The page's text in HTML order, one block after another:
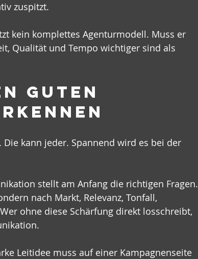
zuspitzt.
kein komplettes Agenturmodell. Muss er
Qualität und Tempo wichtiger sind als
guten
kann jeder. Spannend wird es bei der
stellt am Anfang die richtigen Fragen.
nach Markt, Relevanz, Tonfall,
ohne diese Schärfung direkt losschreibt,
Leitidee muss auf einer Kampagnenseite